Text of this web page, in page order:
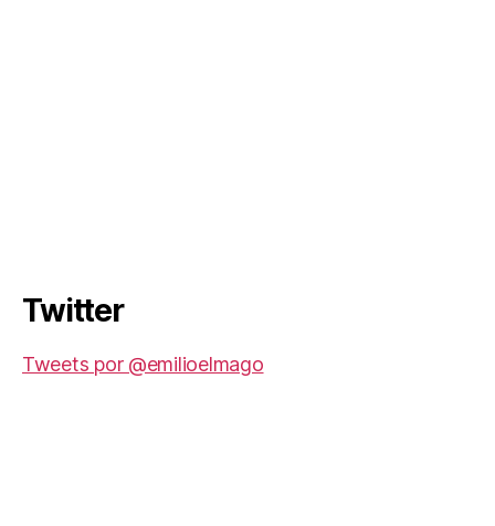
Twitter
Tweets por @emilioelmago